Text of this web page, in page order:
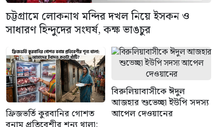
চট্টগ্রামে লোকনাথ মন্দির দখল নিয়ে ইসকন ও
সাধারণ হিন্দুদের সংঘর্ষ, কক্ষ ভাঙচুর
ফ্রিজভর্তি কুরবানির গোশত
বিরুলিয়াবাসীকে ঈদুল
আজহার শুভেচ্ছা ইউপি সদস্য
আপেল দেওয়ানের